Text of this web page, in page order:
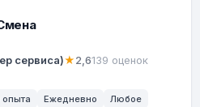
сервиса)★2,6139 оценок
опыта Ежедневно Любое